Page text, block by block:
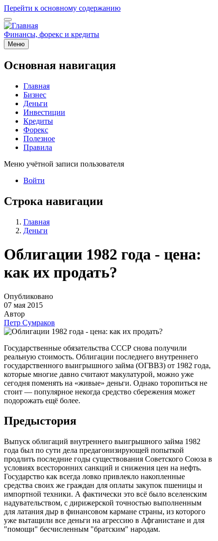
Перейти к основному содержанию
Финансы, форекс и кредиты
Меню
Основная навигация
Главная
Бизнес
Деньги
Инвестиции
Кредиты
Форекс
Полезное
Правила
Меню учётной записи пользователя
Войти
Строка навигации
Главная
Деньги
Облигации 1982 года - цена:
как их продать?
Опубликовано
07 мая 2015
Автор
Петр Сумраков
Государственные обязательства СССР снова получили
реальную стоимость. Облигации последнего внутреннего
государственного выигрышного займа (ОГВВЗ) от 1982 года,
которые многие давно считают макулатурой, можно уже
сегодня поменять на «живые» деньги. Однако торопиться не
стоит — популярное некогда средство сбережения может
подорожать ещё более.
Предыстория
Выпуск облигаций внутреннего выигрышного займа 1982
года был по сути дела предагонизирующей попыткой
продлить последние годы существования Советского Союза в
условиях всесторонних санкций и снижения цен на нефть.
Государство как всегда ловко привлекло накопленные
средства своих же граждан для оплаты закупок пшеницы и
импортной техники. А фактически это всё было вселенским
надувательством, с дирижерской точностью выполненным
для латания дыр в финансовом кармане страны, из которого
уже вытащили все деньги на агрессию в Афганистане и для
"помощи" бесчисленным "братским" народам.